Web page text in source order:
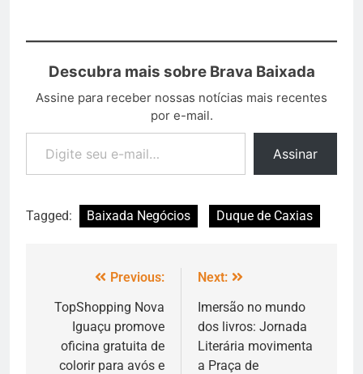
Descubra mais sobre Brava Baixada
Assine para receber nossas notícias mais recentes
por e-mail.
Assinar
Tagged: Baixada Negócios Duque de Caxias
Previous:
TopShopping Nova
Iguaçu promove
oficina gratuita de
colorir para avós e
Next:
Imersão no mundo
dos livros: Jornada
Literária movimenta
a Praça de